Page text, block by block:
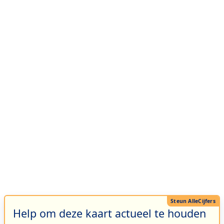
Help om deze kaart actueel te houden